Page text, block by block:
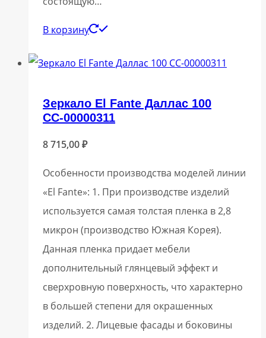
В корзину
Зеркало El Fante Даллас 100
СС-00000311
8 715,00₽
Особенности производства моделей линии
«El Fante»: 1. При производстве изделий
используется самая толстая пленка в 2,8
микрон (производство Южная Корея).
Данная пленка придает мебели
дополнительный глянцевый эффект и
сверхровную поверхность, что характерно
в большей степени для окрашенных
изделий. 2. Лицевые фасады и боковины